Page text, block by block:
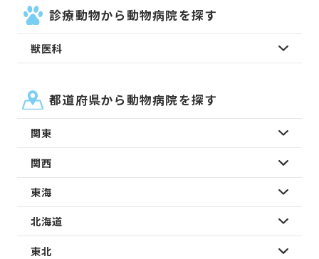
診療動物から動物病院を探す
獣医科
都道府県から動物病院を探す
関東
関西
東海
北海道
東北